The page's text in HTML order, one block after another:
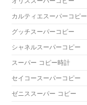
カルティエスーパーコピー
グッチスーパーコピー
シャネルスーパーコピー
スーパー コピー時計
セイコースーパーコピー
ゼニススーパー コピー